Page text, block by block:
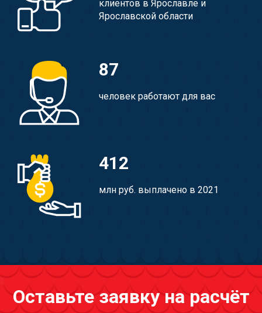
клиентов в Ярославле и
Ярославской области
87
человек работают для вас
412
млн руб. выплачено в 2021
Оставьте заявку на расчёт